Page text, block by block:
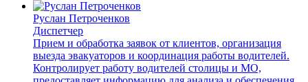
Руслан Петроченков
Диспетчер
Прием и обработка заявок от клиентов, организация
выезда эвакуаторов и координация работы водителей.
Контролирует работу водителей столицы и МО,